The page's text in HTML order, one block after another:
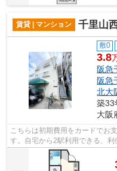
賃貸 | マンション 千里山
敷0
3.8
阪急
阪急
北大
築33
大阪
こちらは初期費用をカードでお
す。自宅から2駅利用できる、利
は安心感があります。吹田市で